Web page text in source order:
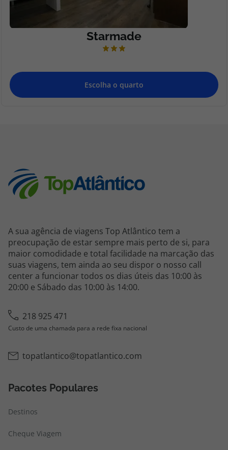
A sua agência de viagens Top Atlântico tem a
preocupação de estar sempre mais perto de si, para
maior comodidade e total facilidade na marcação das
suas viagens, tem ainda ao seu dispor o nosso call
center a funcionar todos os dias úteis das 10:00 às
20:00 e Sábado das 10:00 às 14:00.
218 925 471
Custo de uma chamada para a rede fixa nacional
topatlantico@topatlantico.com
Pacotes Populares
Destinos
Cheque Viagem